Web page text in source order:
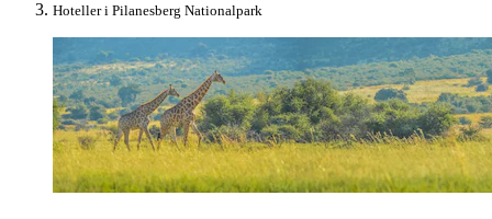
Hoteller i Pilanesberg Nationalpark